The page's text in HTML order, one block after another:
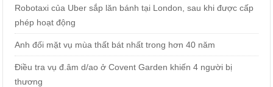
Robotaxi của Uber sắp lăn bánh tại London, sau khi được cấp
phép hoạt động
Anh đối mặt vụ mùa thất bát nhất trong hơn 40 năm
Điều tra vụ đ.âm d/ao ở Covent Garden khiến 4 người bị
thương